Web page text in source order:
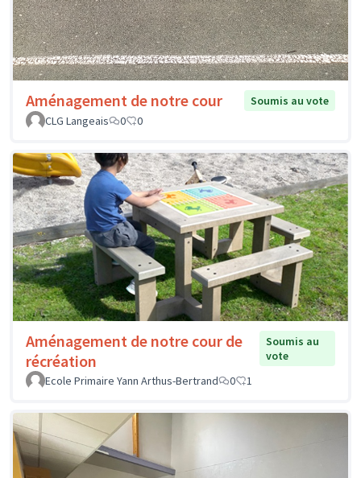
Aménagement de notre cour
Soumis au vote
CLG Langeais
0 0
Aménagement de notre cour de
récréation
Soumis au
vote
Ecole Primaire Yann Arthus-Bertrand
0 1